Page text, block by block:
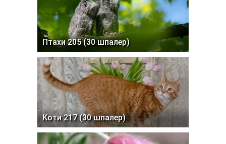
Птахи 205 (30 шпалер)
Коти 217 (30 шпалер)